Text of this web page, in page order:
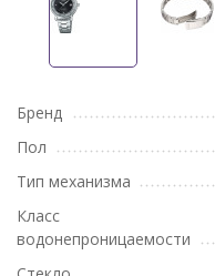
Бренд
Пол
Тип механизма
Класс
водонепроницаемости